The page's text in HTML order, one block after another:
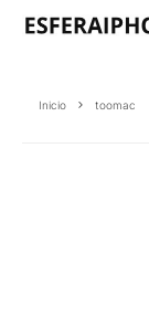
Inicio toomac